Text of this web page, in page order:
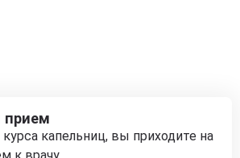
прием
капельниц, вы приходите на